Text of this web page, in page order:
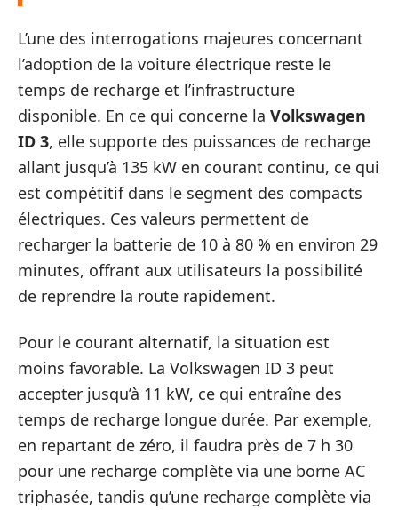
L’une des interrogations majeures concernant
l’adoption de la voiture électrique reste le
temps de recharge et l’infrastructure
disponible. En ce qui concerne la Volkswagen
ID 3, elle supporte des puissances de recharge
allant jusqu’à 135 kW en courant continu, ce qui
est compétitif dans le segment des compacts
électriques. Ces valeurs permettent de
recharger la batterie de 10 à 80 % en environ 29
minutes, offrant aux utilisateurs la possibilité
de reprendre la route rapidement.
Pour le courant alternatif, la situation est
moins favorable. La Volkswagen ID 3 peut
accepter jusqu’à 11 kW, ce qui entraîne des
temps de recharge longue durée. Par exemple,
en repartant de zéro, il faudra près de 7 h 30
pour une recharge complète via une borne AC
triphasée, tandis qu’une recharge complète via